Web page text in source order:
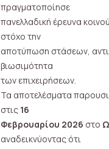
πραγματοποίησε
πανελλαδική έρευνα
στόχο την
αποτύπωση στάσεων,
βιωσιμότητα
των επιχειρήσεων.
Τα αποτελέσματα
στις 16
Φεβρουαρίου 2026 στο
αναδεικνύοντας ότι